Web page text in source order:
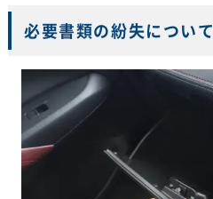
必要書類の紛失について